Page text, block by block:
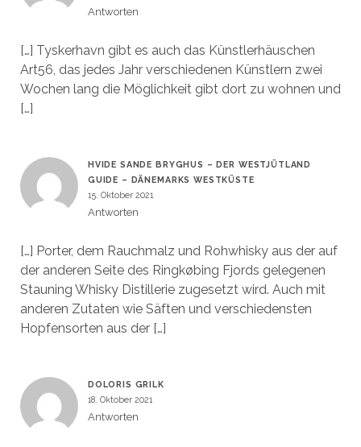
Antworten
[…] Tyskerhavn gibt es auch das Künstlerhäuschen
Art56, das jedes Jahr verschiedenen Künstlern zwei
Wochen lang die Möglichkeit gibt dort zu wohnen und
[…]
HVIDE SANDE BRYGHUS – DER WESTJÜTLAND
GUIDE – DÄNEMARKS WESTKÜSTE
15. Oktober 2021
Antworten
[…] Porter, dem Rauchmalz und Rohwhisky aus der auf
der anderen Seite des Ringkøbing Fjords gelegenen
Stauning Whisky Distillerie zugesetzt wird. Auch mit
anderen Zutaten wie Säften und verschiedensten
Hopfensorten aus der […]
DOLORIS GRILK
18. Oktober 2021
Antworten